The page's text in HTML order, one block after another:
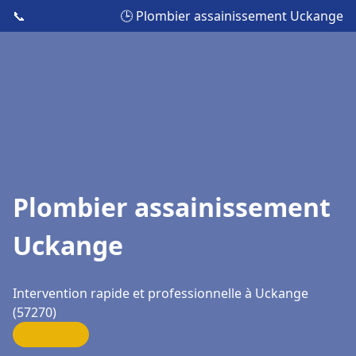
📞 🕒 Plombier assainissement Uckange
Plombier assainissement
Uckange
Intervention rapide et professionnelle à Uckange
(57270)